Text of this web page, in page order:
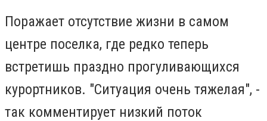
Поражает отсутствие жизни в самом
центре поселка, где редко теперь
встретишь праздно прогуливающихся
курортников. "Ситуация очень тяжелая", -
так комментирует низкий поток